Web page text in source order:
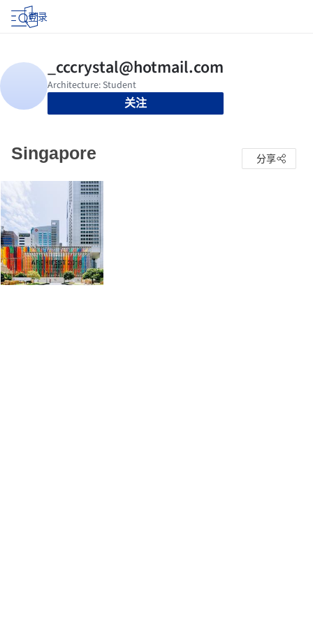
登录
关注
Singapore 分享